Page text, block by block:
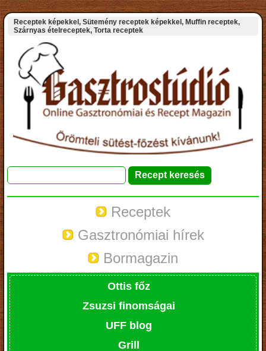
Receptek képekkel, Sütemény receptek képekkel, Muffin receptek,
Szárnyas ételreceptek, Torta receptek
Receptek
Gasztronómiai hírek
Bormagazin
Ottis főz
Zsuzsi finomságai
UFF blog
Grill